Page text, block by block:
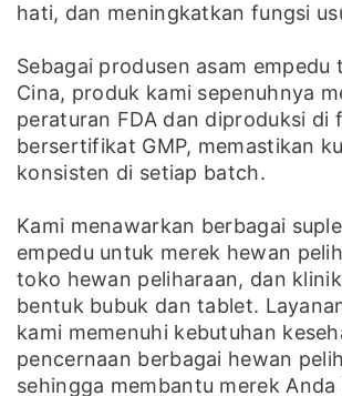
hati, dan meningkatkan fungsi
Sebagai produsen asam empedu
Cina, produk kami sepenuhnya
peraturan FDA dan diproduksi di
bersertifikat GMP, memastikan
konsisten di setiap batch.
Kami menawarkan berbagai
empedu untuk merek hewan
toko hewan peliharaan, dan
bentuk bubuk dan tablet.
kami memenuhi kebutuhan
pencernaan berbagai hewan
sehingga membantu merek